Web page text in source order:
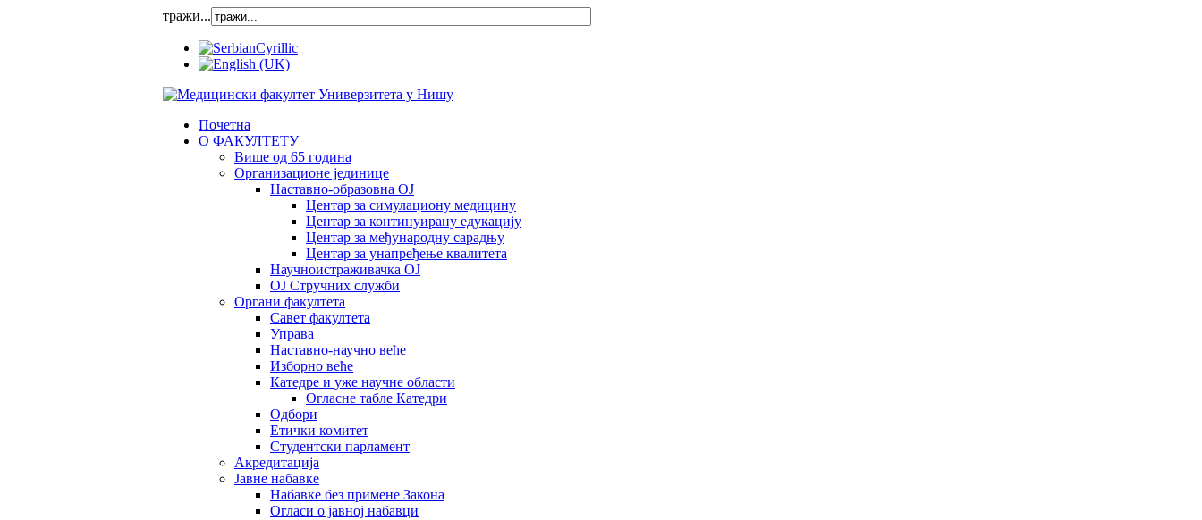
тражи...
Почетна
О ФАКУЛТЕТУ
Више од 65 година
Организационе јединице
Наставно-образовна OJ
Центар за симулациону медицину
Центар за континуирану едукацију
Центар за међународну сарадњу
Центар за унапређење квалитета
Научноистраживачка ОЈ
OJ Стручних служби
Органи факултета
Савет факултета
Управа
Наставно-научно веће
Изборно веће
Катедре и уже научне области
Огласне табле Катедри
Одбори
Етички комитет
Студентски парламент
Акредитација
Јавне набавке
Набавке без примене Закона
Огласи о јавној набавци